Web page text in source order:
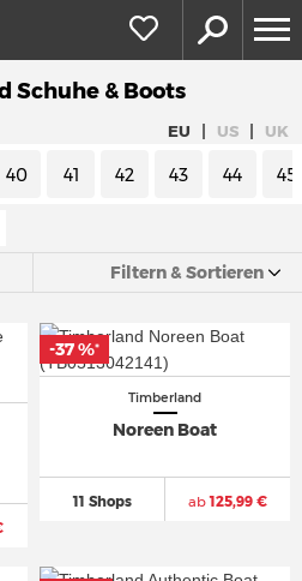
Schuhe & Boots
EU | US | UK
40 41 42 43 44 45
Filtern & Sortieren
Timberland
Noreen Boat
11 Shops ab125,99 €
-37 %*